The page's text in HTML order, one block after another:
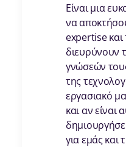
Είναι μια
να
expertise
διευρύνουν
γνώσεών
της
εργασιακό
και αν είναι
για εμάς και